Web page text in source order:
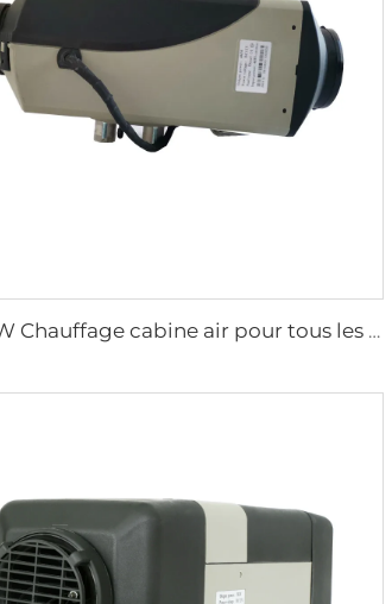
JP 4KW Chauffage cabine air pour tous les véhicules Chauffage diesel stationnaire 12V 24V Chauffage air